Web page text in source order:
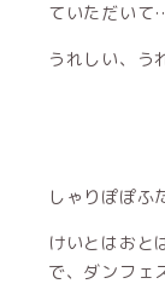
ていただい
うれしい、う
しゃりぽぽふ
けいとはおと
で、ダンフェ